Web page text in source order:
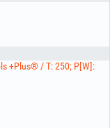
+Plus® / T: 250; P[W]: